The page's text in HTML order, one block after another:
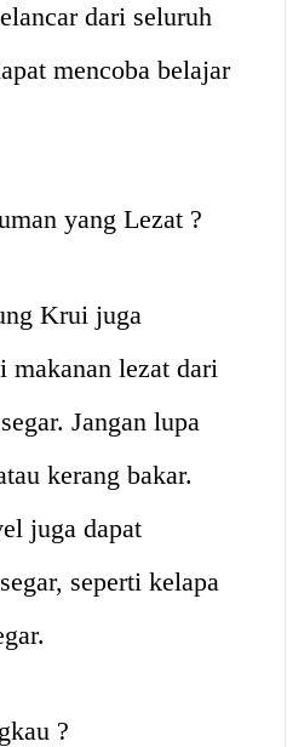
dari seluruh
mencoba belajar
yang Lezat ?️
Krui juga
makanan lezat dari
Jangan lupa
kerang bakar.
juga dapat
seperti kelapa
?